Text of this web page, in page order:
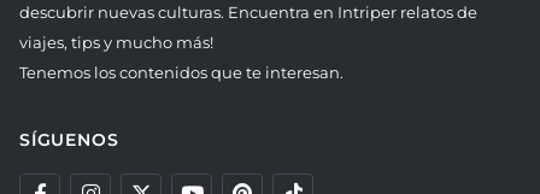
descubrir nuevas culturas. Encuentra en Intriper relatos de
viajes, tips y mucho más!
Tenemos los contenidos que te interesan.
SÍGUENOS